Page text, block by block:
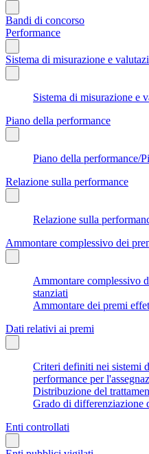
Bandi di concorso
Performance
Sistema di misurazione e
Sistema di misurazione e
Piano della performance
Piano della performance/
Relazione sulla performance
Relazione sulla
Ammontare complessivo dei
Ammontare complessivo
stanziati
Ammontare dei premi
Dati relativi ai premi
Criteri definiti nei sistemi
performance per
Distribuzione del
Grado di differenziazione
Enti controllati